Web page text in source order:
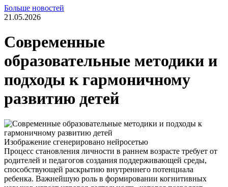
Больше новостей
21.05.2026
Современные
образовательные методики и
подходы к гармоничному
развитию детей
Изображение сгенерировано нейросетью
Процесс становления личности в раннем возрасте требует от
родителей и педагогов создания поддерживающей среды,
способствующей раскрытию внутреннего потенциала
ребенка. Важнейшую роль в формировании когнитивных